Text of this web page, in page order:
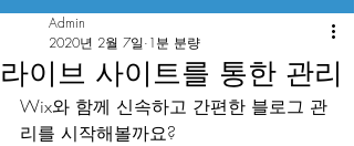
라이브 사이트를 통한 관리
Admin
2020년 2월 7일 1분 분량
Wix와 함께 신속하고 간편한 블로그 관
리를 시작해볼까요?